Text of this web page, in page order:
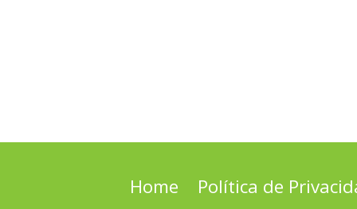
Home Política de